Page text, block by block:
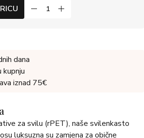
dana
kupnju
iznad 75€
za svilu (rPET), naše svilenkasto
luksuzna su zamjena za obične